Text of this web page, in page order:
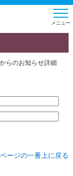
らのお知らせ詳細
ージの一番上に戻る